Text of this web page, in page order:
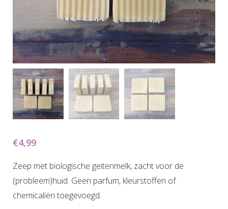
€4,99
Zeep met biologische geitenmelk, zacht voor de
(probleem)huid. Geen parfum, kleurstoffen of
chemicaliën toegevoegd.